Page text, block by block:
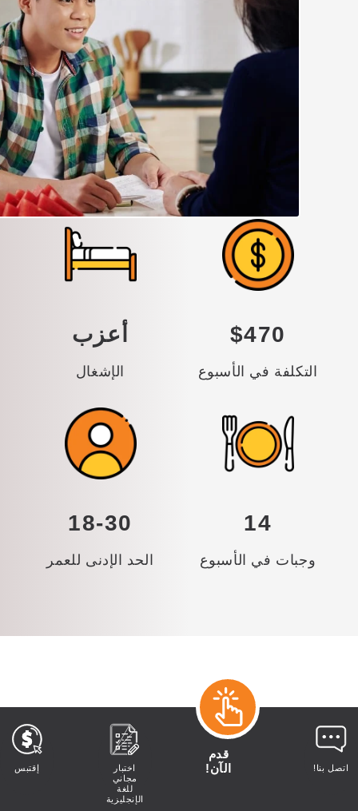
اتصل بنا! إقتبس
اختبار
مجاني
للغة
الإنجليزية
قدم
الآن!
$470
التكلفة في الأسبوع
أعزب
الإشغال
14
وجبات في الأسبوع
18-30
الحد الإدنى للعمر